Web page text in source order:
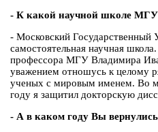
- К какой научной школе МГУ
- Московский Государственный
самостоятельная научная
профессора МГУ Владимира
уважением отношусь к целому
ученых с мировым именем. Во
году я защитил докторскую
- А в каком году Вы